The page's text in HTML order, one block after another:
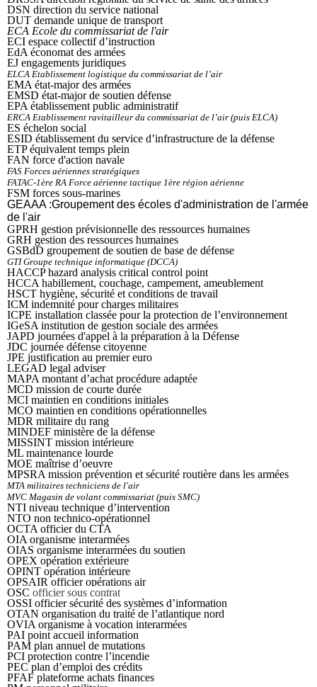
DSN direction du service national
DUT demande unique de transport
ECA Ecole du commissariat de l'air
ECI espace collectif d’instruction
EdA économat des armées
EJ engagements juridiques
ELCA Etablissement logistique du commissariat de l’air
EMA état-major des armées
EMSD état-major de soutien défense
EPA établissement public administratif
ERCA Etablissement ravitailleur du commissariat de l’air (puis ELCA)
ES échelon social
ESID établissement du service d’infrastructure de la défense
ETP équivalent temps plein
FAN force d'action navale
FAS Forces aériennes stratégiques
FATAC-1ère RA Force aérienne tactique 1ère région aérienne
FSM forces sous-marines
GEAAA :Groupement des écoles d'administration de l'armée
de l'air
GPRH gestion prévisionnelle des ressources humaines
GRH gestion des ressources humaines
GSBdD groupement de soutien de base de défense
GTI Groupe technique informatique (DCCA)
HACCP hazard analysis critical control point
HCCA habillement, couchage, campement, ameublement
HSCT hygiène, sécurité et conditions de travail
ICM indemnité pour charges militaires
ICPE installation classée pour la protection de l’environnement
IGeSA institution de gestion sociale des armées
JAPD journées d'appel à la préparation à la Défense
JDC journée défense citoyenne
JPE justification au premier euro
LEGAD legal adviser
MAPA montant d’achat procédure adaptée
MCD mission de courte durée
MCI maintien en conditions initiales
MCO maintien en conditions opérationnelles
MDR militaire du rang
MINDEF ministère de la défense
MISSINT mission intérieure
ML maintenance lourde
MOE maîtrise d’oeuvre
MPSRA mission prévention et sécurité routière dans les armées
MTA militaires techniciens de l'air
MVC Magasin de volant commissariat (puis SMC)
NTI niveau technique d’intervention
NTO non technico-opérationnel
OCTA officier du CTA
OIA organisme interarmées
OIAS organisme interarmées du soutien
OPEX opération extérieure
OPINT opération intérieure
OPSAIR officier opérations air
OSC officier sous contrat
OSSI officier sécurité des systèmes d’information
OTAN organisation du traité de l’atlantique nord
OVIA organisme à vocation interarmées
PAI point accueil information
PAM plan annuel de mutations
PCI protection contre l’incendie
PEC plan d’emploi des crédits
PFAF plateforme achats finances